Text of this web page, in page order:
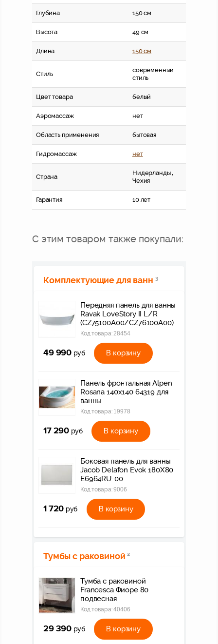
Глубина 150 см
Высота 49 см
Длина 150 см
Стиль
современный
стиль
Цвет товара белый
Аэромассаж нет
Область применения бытовая
Гидромассаж нет
Страна
Нидерланды ,
Чехия
Гарантия 10 лет
С этим товаром также покупали:
Комплектующие для ванн 3
Передняя панель для ванны
Ravak LoveStory II L/R
(CZ75100A00/CZ76100A00)
Код товара:28454
49 990 руб В корзину
Панель фронтальная Alpen
Rosana 140х140 64319 для
ванны
Код товара: 19978
17 290 руб В корзину
Боковая панель для ванны
Jacob Delafon Evok 180X80
E6964RU-00
Код товара:9006
1 720 руб В корзину
Тумбы с раковиной 2
Тумба с раковиной
Francesca Фиоре 80
подвесная
Код товара:40406
29 390 руб В корзину